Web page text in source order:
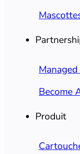
Become
Produit